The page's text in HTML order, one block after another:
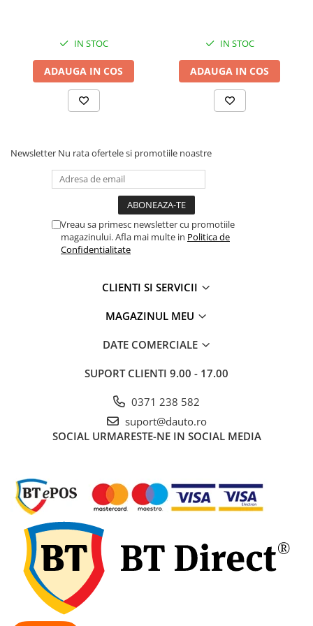
Cabluri Auto Spiralate
Cabluri Multifilare Auto
Comutatoare si intrerupatoare
Instalatii Electrice pentru Remorci
Instalatii Electrice Proiectoare
Invertoare de tensiune
Prize, stechere si mufe auto
Conectori instalatii electrice auto,
Mufe si conectori auto etansi
Prize si conectori alimentare 2/3
Prize si stechere remorca, 7/13 pini
remorca N/S, 7/15 Pini
Socluri pentru becuri auto
Sprayuri, intretinere si cosmetica
auto
Aditivi auto
Cosmetica interior si exterior auto
Degripante, lubrifianti, creme si
adezivi
Vopsea spray si antifoane
Accesorii si Echipamente Auto
IN STOC
ADAUGA IN COS
IN STOC
ADAUGA IN COS
Newsletter Nu rata ofertele si promotiile noastre
Vreau sa primesc newsletter cu promotiile
magazinului. Afla mai multe in Politica de
Confidentialitate
CLIENTI SI SERVICII
MAGAZINUL MEU
DATE COMERCIALE
SUPORT CLIENTI 9.00 - 17.00
0371 238 582
suport@dauto.ro
SOCIAL URMARESTE-NE IN SOCIAL MEDIA